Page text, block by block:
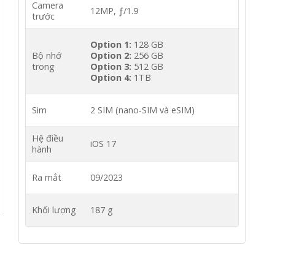
Camera
trước
12MP, ƒ/1.9
Bộ nhớ
trong
Option 1: 128 GB
Option 2: 256 GB
Option 3: 512 GB
Option 4: 1TB
Sim 2 SIM (nano‑SIM và eSIM)
Hệ điều
hành
iOS 17
Ra mắt 09/2023
Khối lượng 187 g